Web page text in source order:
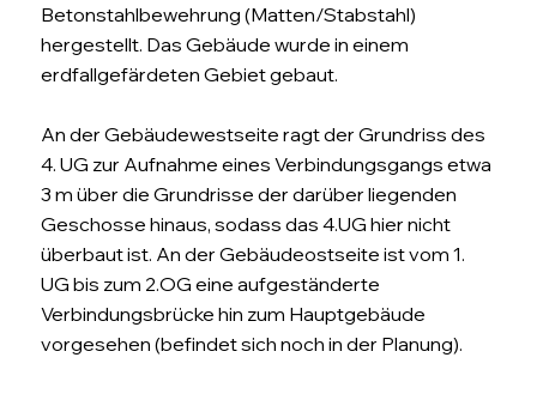
Betonstahlbewehrung (Matten/Stabstahl)
hergestellt. Das Gebäude wurde in einem
erdfallgefärdeten Gebiet gebaut.
An der Gebäudewestseite ragt der Grundriss des
4. UG zur Aufnahme eines Verbindungsgangs etwa
3 m über die Grundrisse der darüber liegenden
Geschosse hinaus, sodass das 4.UG hier nicht
überbaut ist. An der Gebäudeostseite ist vom 1.
UG bis zum 2.OG eine aufgeständerte
Verbindungsbrücke hin zum Hauptgebäude
vorgesehen (befindet sich noch in der Planung).